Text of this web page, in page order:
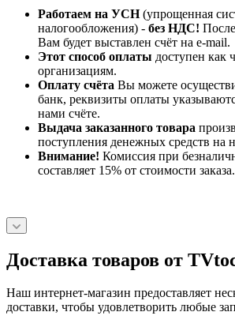
Работаем на УСН(упрощенная
налогообложения) - без НДС!
Вам будет выставлен счёт на e-mail.
Этот способ оплаты доступен как
организациям.
Оплату счёта Вы можете
банк, реквизиты оплаты
нами счёте.
Выдача заказанного товара
поступления денежных средств на
Внимание! Комиссия при
составляет 15% от стоимости заказа.
Доставка товаров от
Наш интернет-магазин предоставляет
доставки, чтобы удовлетворить любые